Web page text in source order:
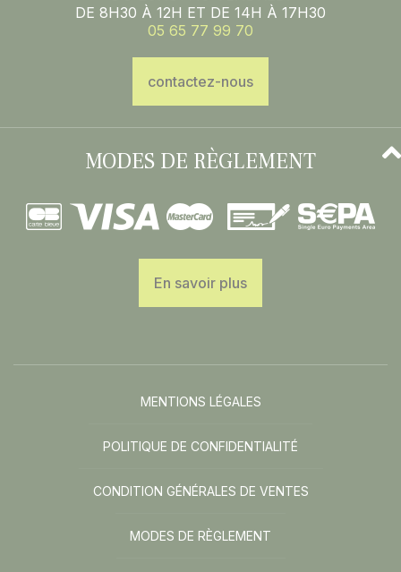
DE 8H30 À 12H ET DE 14H À 17H30
05 65 77 99 70
contactez-nous
MODES DE RÈGLEMENT
En savoir plus
MENTIONS LÉGALES
POLITIQUE DE CONFIDENTIALITÉ
CONDITION GÉNÉRALES DE VENTES
MODES DE RÈGLEMENT